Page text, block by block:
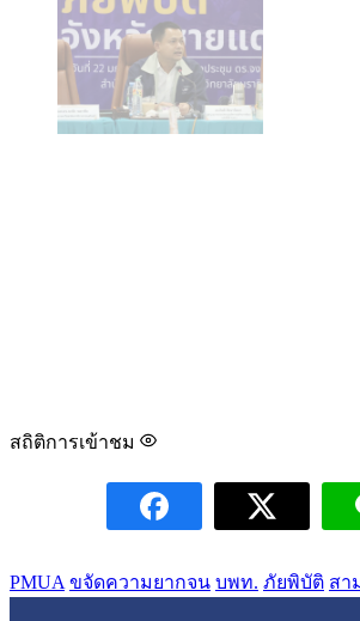
สถิติการเข้าชม
PMUA ขจัดความยากจน บพท. ภัยพิบัติ สา